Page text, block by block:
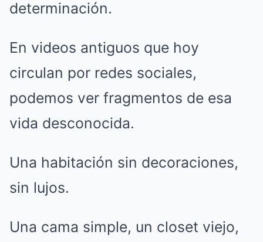
determinación.
En videos antiguos que hoy
circulan por redes sociales,
podemos ver fragmentos de esa
vida desconocida.
Una habitación sin decoraciones,
sin lujos.
Una cama simple, un closet viejo,